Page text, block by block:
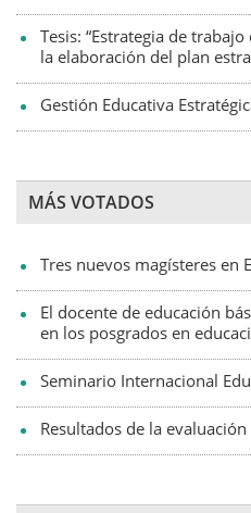
Tesis: “Estrategia de
la elaboración del plan
Gestión Educativa
MÁS VOTADOS
Tres nuevos magísteres en
El docente de educación
en los posgrados en
Seminario Internacional
Resultados de la